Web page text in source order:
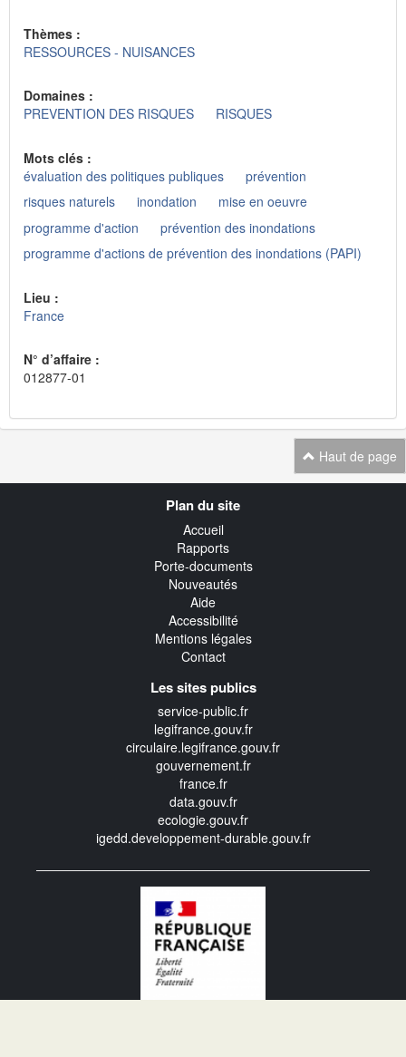
Thèmes :
RESSOURCES - NUISANCES
Domaines :
PREVENTION DES RISQUES
RISQUES
Mots clés :
évaluation des politiques publiques
prévention
risques naturels
inondation
mise en oeuvre
programme d'action
prévention des inondations
programme d'actions de prévention des inondations (PAPI)
Lieu :
France
N° d’affaire :
012877-01
Haut de page
Plan du site
Accueil
Rapports
Porte-documents
Nouveautés
Aide
Accessibilité
Mentions légales
Contact
Les sites publics
service-public.fr
legifrance.gouv.fr
circulaire.legifrance.gouv.fr
gouvernement.fr
france.fr
data.gouv.fr
ecologie.gouv.fr
igedd.developpement-durable.gouv.fr